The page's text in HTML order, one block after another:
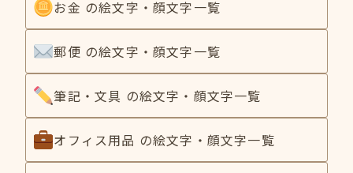
お金 の絵文字・顔文字一覧
郵便 の絵文字・顔文字一覧
筆記・文具 の絵文字・顔文字一覧
オフィス用品 の絵文字・顔文字一覧